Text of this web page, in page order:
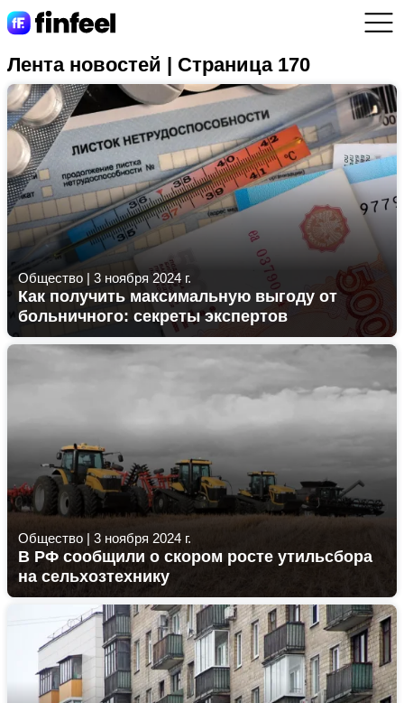
Лента новостей | Страница 170
Общество | 3 ноября 2024 г.
Как получить максимальную выгоду от
больничного: секреты экспертов
Общество | 3 ноября 2024 г.
В РФ сообщили о скором росте утильсбора
на сельхозтехнику